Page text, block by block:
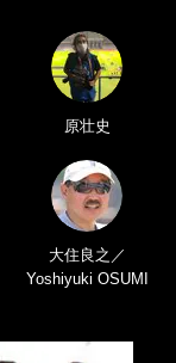
原壮史
大住良之／
Yoshiyuki OSUMI